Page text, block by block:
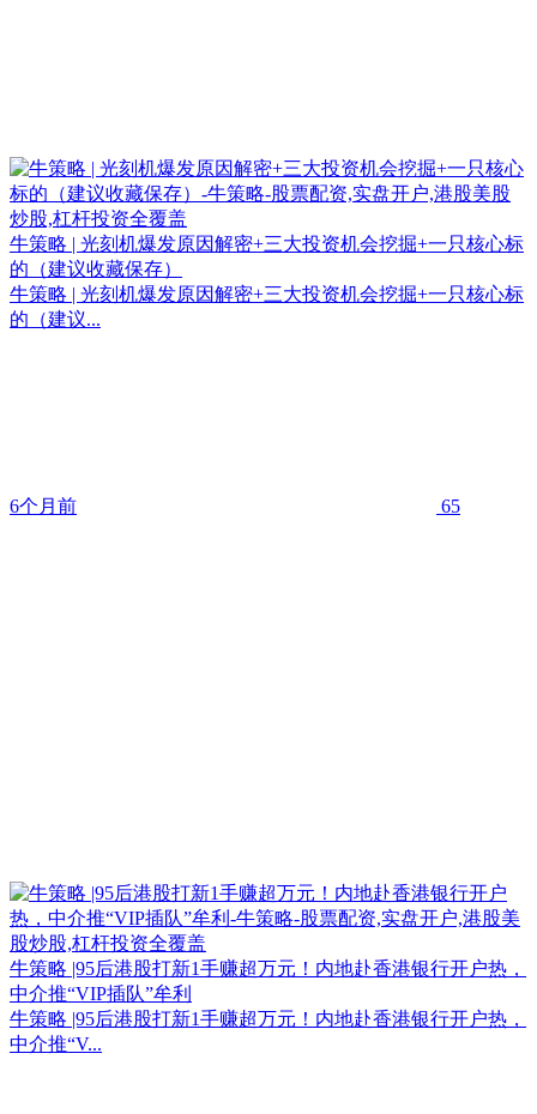
牛策略 | 光刻机爆发原因解密+三大投资机会挖掘+一只核心标
的（建议收藏保存）
牛策略 | 光刻机爆发原因解密+三大投资机会挖掘+一只核心标
的（建议...
6个月前 65
牛策略 |95后港股打新1手赚超万元！内地赴香港银行开户热，
中介推“VIP插队”牟利
牛策略 |95后港股打新1手赚超万元！内地赴香港银行开户热，
中介推“V...